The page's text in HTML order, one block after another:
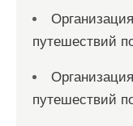
путешествий
путешествий